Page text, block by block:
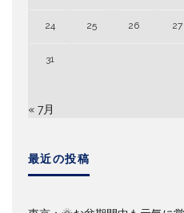
24 25 26 27
31
« 7月
最近の投稿